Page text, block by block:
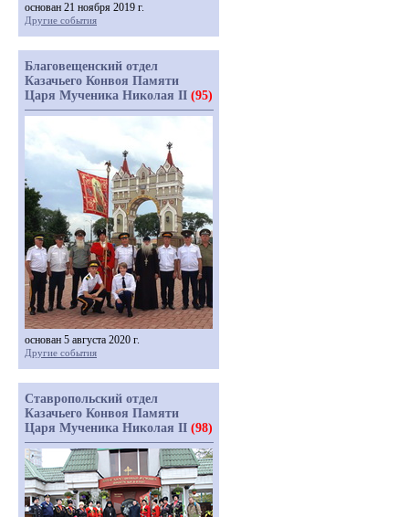
основан 21 ноября 2019 г.
Другие события
Благовещенский отдел
Казачьего Конвоя Памяти
Царя Мученика Николая II (95)
основан 5 августа 2020 г.
Другие события
Ставропольский отдел
Казачьего Конвоя Памяти
Царя Мученика Николая II (98)